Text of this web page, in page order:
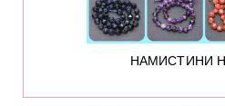
НАМИСТИНИ